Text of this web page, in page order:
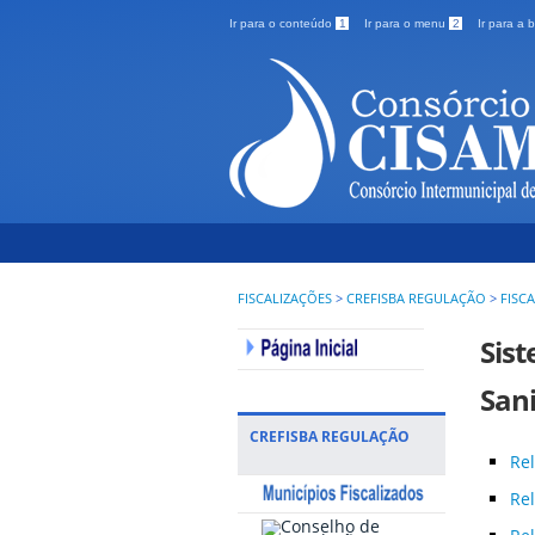
Ir para o conteúdo 1 Ir para o menu 2 Ir para a
FISCALIZAÇÕES > CREFISBA REGULAÇÃO >
CREFISBA REGULAÇÃO